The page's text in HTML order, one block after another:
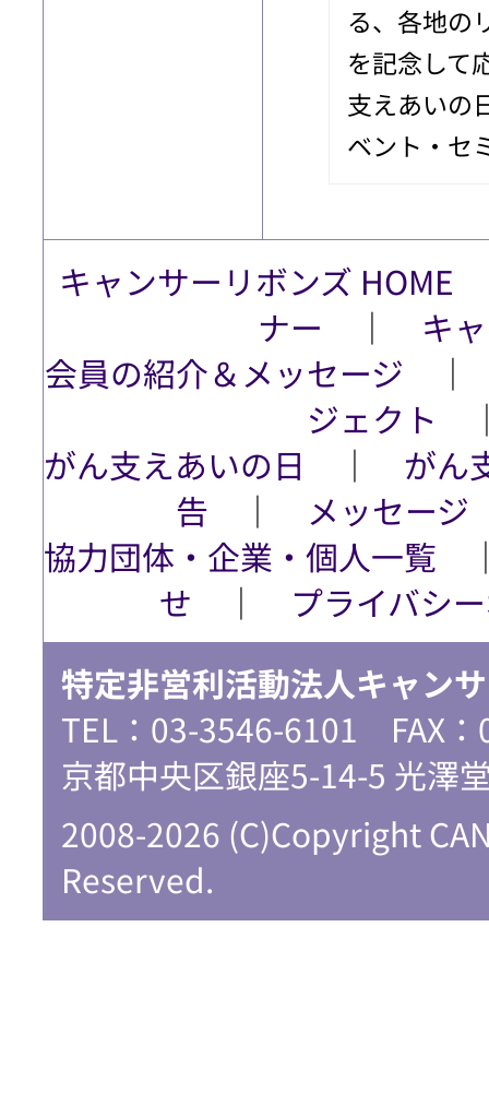
る、各地の
を記念して
支えあいの
ベント・セ
キャンサーリボンズ HOME
ナー │ キ
会員の紹介＆メッセージ
ジェクト
がん支えあいの日
│ がん
告 │ メッセージ
協力団体・企業・個人一覧
せ │ プライバシ
特定非営利活動法人キャン
TEL：03-3546-6101 FAX
京都中央区銀座5-14-5 光
2008-2026 (C)Copyright
Reserved.